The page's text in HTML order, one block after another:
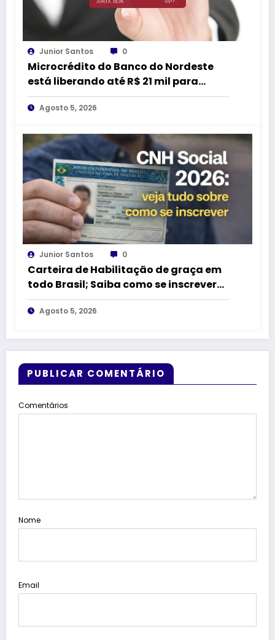
Junior Santos 0
Microcrédito do Banco do Nordeste
está liberando até R$ 21 mil para
empreendedores informais
Agosto 5, 2026
Junior Santos 0
Carteira de Habilitação de graça em
todo Brasil; Saiba como se inscrever
para ter CNH GRÁTIS
Agosto 5, 2026
PUBLICAR COMENTÁRIO
Comentários
Nome
Email